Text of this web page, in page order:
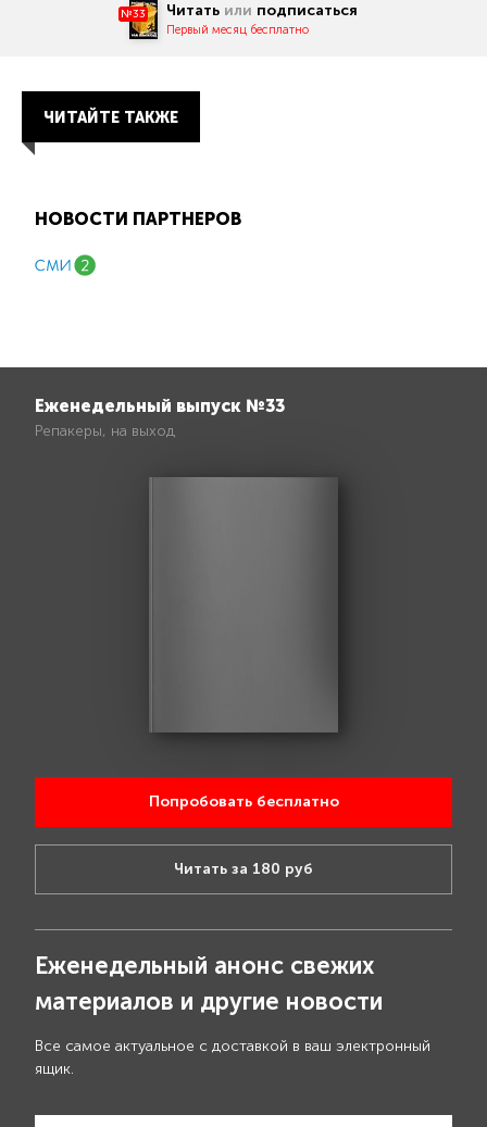
№33 Читать или подписаться
Первый месяц бесплатно
ЧИТАЙТЕ ТАКЖЕ
НОВОСТИ ПАРТНЕРОВ
Еженедельный выпуск №33
Репакеры, на выход
Попробовать бесплатно
Читать за 180 руб
Еженедельный анонс свежих
материалов и другие новости
Все самое актуальное с доставкой в ваш электронный
ящик.